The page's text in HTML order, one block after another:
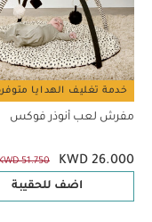
خدمة تغليف الهدايا
مفرش لعب أنوذر فوكس
KWD 26.000
51.750
اضف للحقيبة